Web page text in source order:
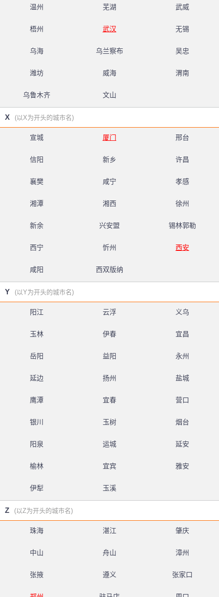
温州 芜湖 武威
梧州 武汉 无锡
乌海 乌兰察布 吴忠
潍坊 威海 渭南
乌鲁木齐 文山
X (以X为开头的城市名)
宣城 厦门 邢台
信阳 新乡 许昌
襄樊 咸宁 孝感
湘潭 湘西 徐州
新余 兴安盟 锡林郭勒
西宁 忻州 西安
咸阳 西双版纳
Y (以Y为开头的城市名)
阳江 云浮 义乌
玉林 伊春 宜昌
岳阳 益阳 永州
延边 扬州 盐城
鹰潭 宜春 营口
银川 玉树 烟台
阳泉 运城 延安
榆林 宜宾 雅安
伊犁 玉溪
Z (以Z为开头的城市名)
珠海 湛江 肇庆
中山 舟山 漳州
张掖 遵义 张家口